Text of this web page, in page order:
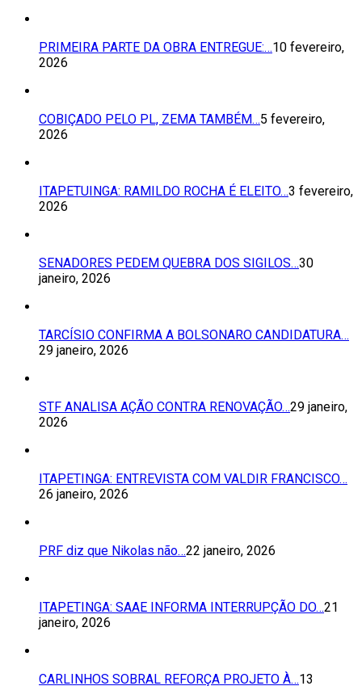
PRIMEIRA PARTE DA OBRA ENTREGUE:…10 fevereiro,
2026
COBIÇADO PELO PL, ZEMA TAMBÉM…5 fevereiro,
2026
ITAPETUINGA: RAMILDO ROCHA É ELEITO…3 fevereiro,
2026
SENADORES PEDEM QUEBRA DOS SIGILOS…30
janeiro, 2026
TARCÍSIO CONFIRMA A BOLSONARO CANDIDATURA…
29 janeiro, 2026
STF ANALISA AÇÃO CONTRA RENOVAÇÃO…29 janeiro,
2026
ITAPETINGA: ENTREVISTA COM VALDIR FRANCISCO…
26 janeiro, 2026
PRF diz que Nikolas não…22 janeiro, 2026
ITAPETINGA: SAAE INFORMA INTERRUPÇÃO DO…21
janeiro, 2026
CARLINHOS SOBRAL REFORÇA PROJETO À…13